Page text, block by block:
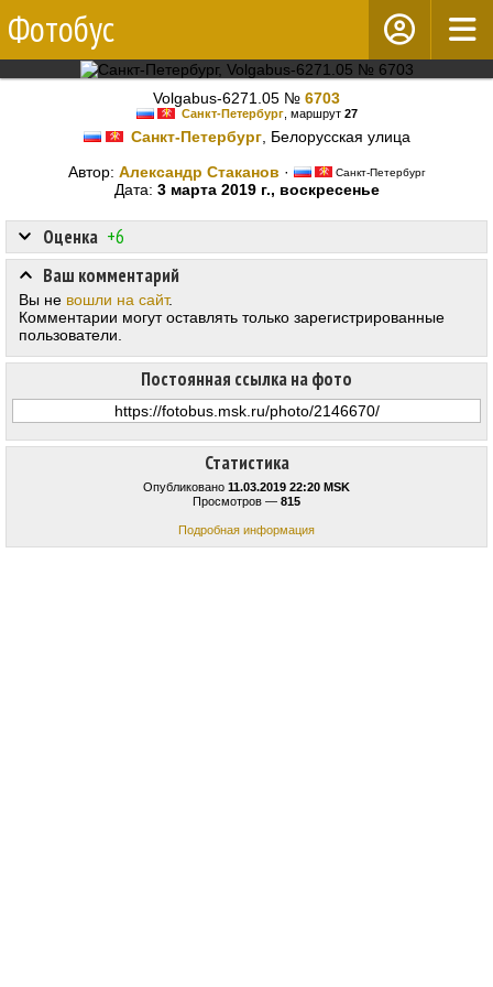
Фотобус
Volgabus-6271.05 № 6703
Санкт-Петербург, маршрут 27
Санкт-Петербург, Белорусская улица
Автор: Александр Стаканов · Санкт-Петербург
Дата: 3 марта 2019 г., воскресенье
Статистика
Опубликовано 11.03.2019 22:20 MSK
Просмотров — 815
Подробная информация
Оценка +6
Постоянная ссылка на фото
Ваш комментарий
Вы не вошли на сайт.
Комментарии могут оставлять только зарегистрированные
пользователи.